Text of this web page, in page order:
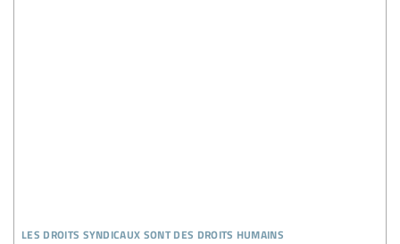
les droits syndicaux sont des droits humains